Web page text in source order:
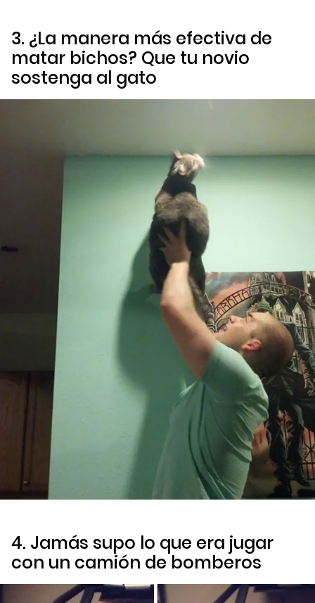
3. ¿La manera más efectiva de
matar bichos? Que tu novio
sostenga al gato
4. Jamás supo lo que era jugar
con un camión de bomberos